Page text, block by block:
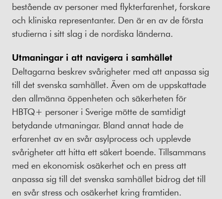
bestående av personer med flykterfarenhet, forskare
och kliniska representanter. Den är en av de första
studierna i sitt slag i de nordiska länderna.
Utmaningar i att navigera i samhället
Deltagarna beskrev svårigheter med att anpassa sig
till det svenska samhället. Även om de uppskattade
den allmänna öppenheten och säkerheten för
HBTQ+ personer i Sverige mötte de samtidigt
betydande utmaningar. Bland annat hade de
erfarenhet av en svår asylprocess och upplevde
svårigheter att hitta ett säkert boende. Tillsammans
med en ekonomisk osäkerhet och en press att
anpassa sig till det svenska samhället bidrog det till
en svår stress och osäkerhet kring framtiden.